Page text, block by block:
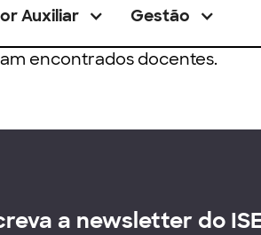
Auxiliar Gestão
encontrados docentes.
a newsletter do